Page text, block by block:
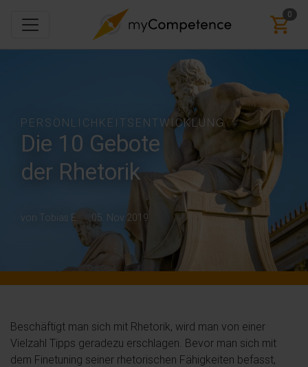
0
PERSÖNLICHKEITSENTWICKLUNG
Die 10 Gebote
der Rhetorik
von Tobias E. 05. Nov 2019
Beschäftigt man sich mit Rhetorik, wird man von einer
Vielzahl Tipps geradezu erschlagen. Bevor man sich mit
dem Finetuning seiner rhetorischen Fähigkeiten befasst,